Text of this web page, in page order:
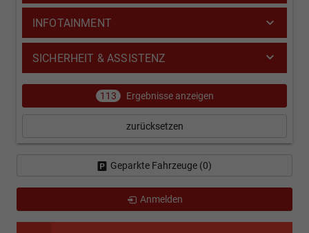
INFOTAINMENT
SICHERHEIT & ASSISTENZ
113 Ergebnisse anzeigen
zurücksetzen
Geparkte Fahrzeuge (0)
Anmelden